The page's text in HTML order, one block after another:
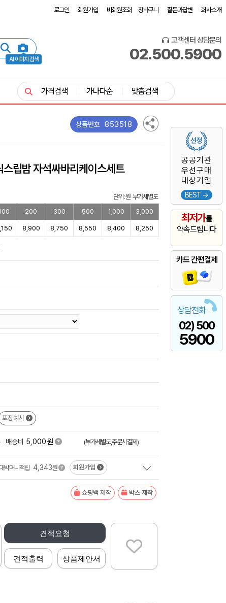
로그인 회원가입 비회원조회 장바구니 질문과답변 회사소개
AI 이미지 검색
고객센터 상담문의
02.500.5900
공공기관
우선구매
대상기업
BEST →
최저가를
약속드립니다
카드 간편결제
상담전화
02) 500
5900
가격검색 가나다순 맞춤검색
상품번호 853518
립밤 자석싸바리케이스세트
단위: 원 부가세별도
200 300 500 1,000 3,000
8,900 8,750 8,550 8,400 8,250
포장예시
배송비 5,000원 (부가세별도,주문시결제)
대박머니적립 4,343원 회원가입
쇼핑백 제작 박스 제작
견적요청
견적출력 상품제안서